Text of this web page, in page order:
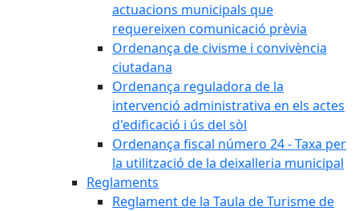
actuacions municipals que
requereixen comunicació prèvia
Ordenança de civisme i convivència
ciutadana
Ordenança reguladora de la
intervenció administrativa en els actes
d'edificació i ús del sòl
Ordenança fiscal número 24 - Taxa per
la utilització de la deixalleria municipal
Reglaments
Reglament de la Taula de Turisme de